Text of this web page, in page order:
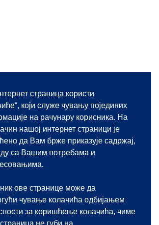
страница користи
који служе чувању појединих
на рачунару корисника. На
нашој интернет страници је
да Вам брже приказује садржај,
са Вашим потребама и
ове странице може да
чување колачића одбијањем
за коришћење колачића, чиме
не губи на